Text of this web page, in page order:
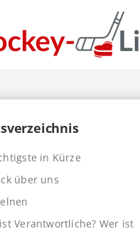
in Kürze
über uns
Verantwortliche? Wer ist